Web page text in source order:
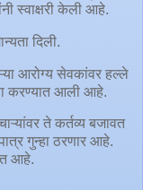
स्वाक्षरी केली आहे.
दिली.
आरोग्य सेवकांवर हल्ले
करण्यात आली आहे.
ते कर्तव्य बजावत
गुन्हा ठरणार आहे.
आहे.